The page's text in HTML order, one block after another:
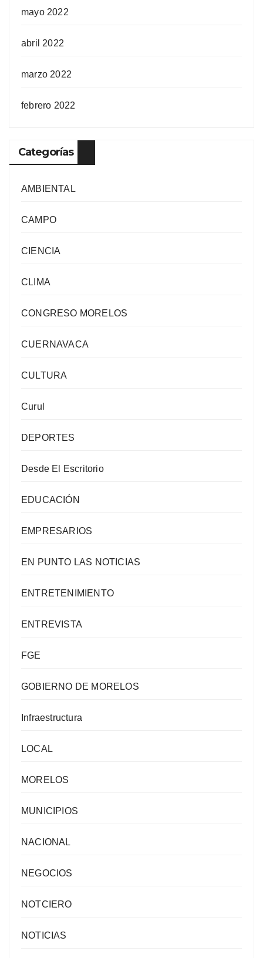
mayo 2022
abril 2022
marzo 2022
febrero 2022
Categorías
AMBIENTAL
CAMPO
CIENCIA
CLIMA
CONGRESO MORELOS
CUERNAVACA
CULTURA
Curul
DEPORTES
Desde El Escritorio
EDUCACIÓN
EMPRESARIOS
EN PUNTO LAS NOTICIAS
ENTRETENIMIENTO
ENTREVISTA
FGE
GOBIERNO DE MORELOS
Infraestructura
LOCAL
MORELOS
MUNICIPIOS
NACIONAL
NEGOCIOS
NOTCIERO
NOTICIAS